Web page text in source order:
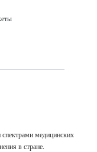
медицинских
в стране.